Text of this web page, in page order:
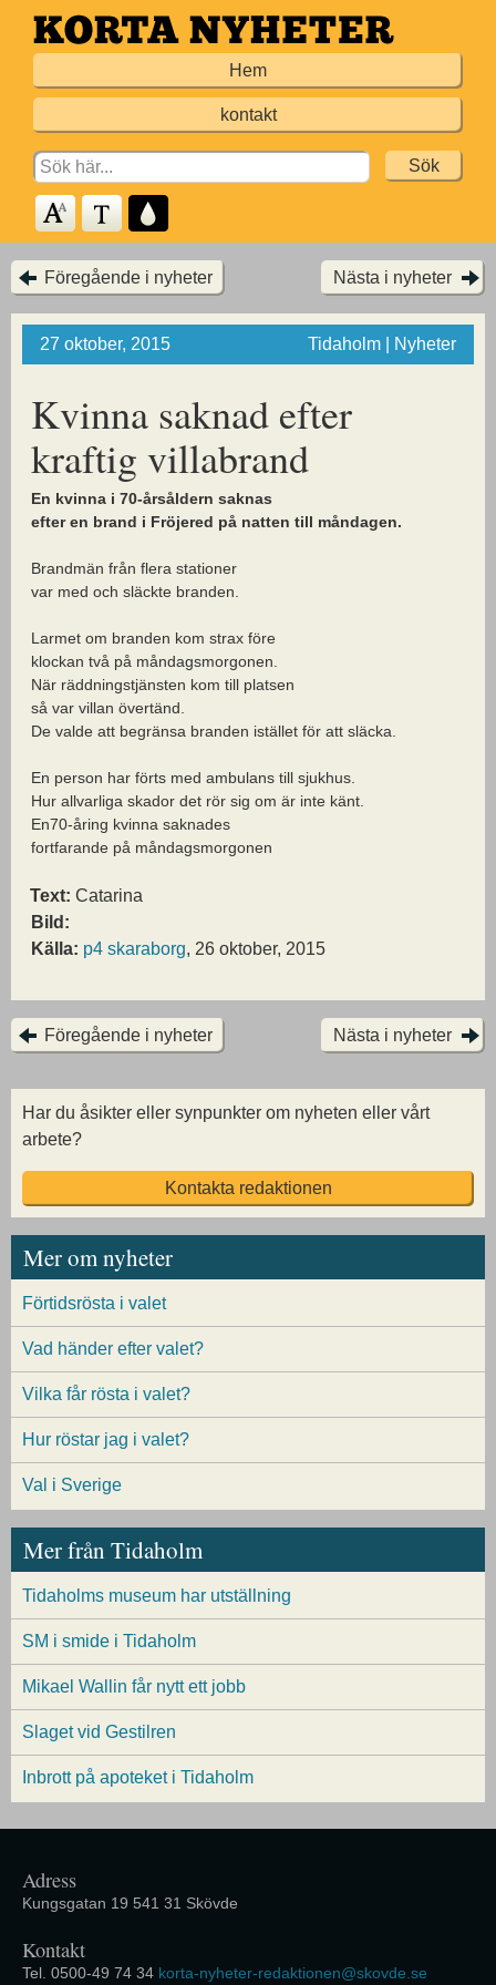
Hoppa
till
Hem
kontakt
Search
for:
Föregående i nyheter Nästa i nyheter
27 oktober, 2015 Tidaholm | Nyheter
Kvinna saknad efter
kraftig villabrand
En kvinna i 70-årsåldern saknas
efter en brand i Fröjered på natten till måndagen.
Brandmän från flera stationer
var med och släckte branden.
Larmet om branden kom strax före
klockan två på måndagsmorgonen.
När räddningstjänsten kom till platsen
så var villan övertänd.
De valde att begränsa branden istället för att släcka.
En person har förts med ambulans till sjukhus.
Hur allvarliga skador det rör sig om är inte känt.
En70-åring kvinna saknades
fortfarande på måndagsmorgonen
Text: Catarina
Bild:
Källa: p4 skaraborg, 26 oktober, 2015
Föregående i nyheter Nästa i nyheter
Har du åsikter eller synpunkter om nyheten eller vårt
arbete?
Kontakta redaktionen
Mer om nyheter
Förtidsrösta i valet
Vad händer efter valet?
Vilka får rösta i valet?
Hur röstar jag i valet?
Val i Sverige
Mer från Tidaholm
Tidaholms museum har utställning
SM i smide i Tidaholm
Mikael Wallin får nytt ett jobb
Slaget vid Gestilren
Inbrott på apoteket i Tidaholm
Adress
Kungsgatan 19 541 31 Skövde
Kontakt
Tel. 0500-49 74 34 korta-nyheter-redaktionen@skovde.se